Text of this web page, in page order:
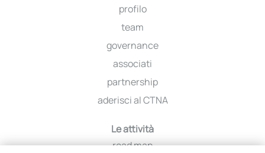
profilo
team
governance
associati
partnership
aderisci al CTNA
Le attività
road map